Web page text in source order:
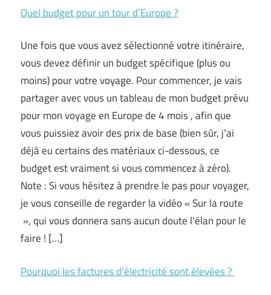
Quel budget pour un tour d’Europe ?
Une fois que vous avez sélectionné votre itinéraire,
vous devez définir un budget spécifique (plus ou
moins) pour votre voyage. Pour commencer, je vais
partager avec vous un tableau de mon budget prévu
pour mon voyage en Europe de 4 mois , afin que
vous puissiez avoir des prix de base (bien sûr, j’ai
déjà eu certains des matériaux ci-dessous, ce
budget est vraiment si vous commencez à zéro).
Note : Si vous hésitez à prendre le pas pour voyager,
je vous conseille de regarder la vidéo « Sur la route
», qui vous donnera sans aucun doute l’élan pour le
faire ! […]
Pourquoi les factures d’électricité sont élevées ?